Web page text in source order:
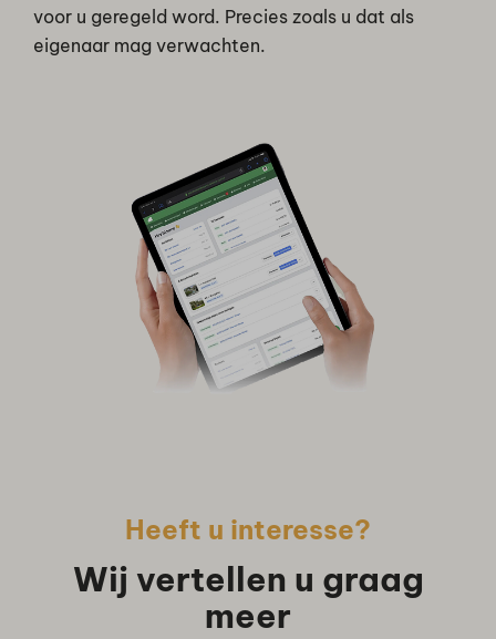
voor u geregeld word. Precies zoals u dat als
eigenaar mag verwachten.
Heeft u interesse?
Wij vertellen u graag
meer